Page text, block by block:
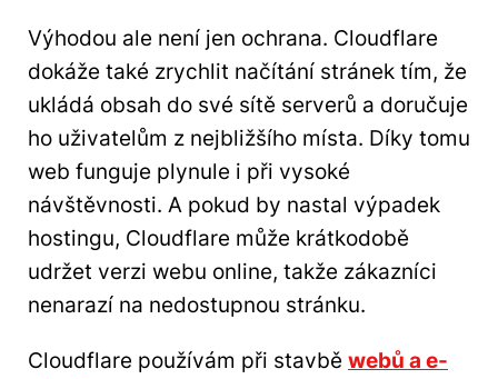
Výhodou ale není jen ochrana. Cloudflare
dokáže také zrychlit načítání stránek tím, že
ukládá obsah do své sítě serverů a doručuje
ho uživatelům z nejbližšího místa. Díky tomu
web funguje plynule i při vysoké
návštěvnosti. A pokud by nastal výpadek
hostingu, Cloudflare může krátkodobě
udržet verzi webu online, takže zákazníci
nenarazí na nedostupnou stránku.
Cloudflare používám při stavbě webů a e-